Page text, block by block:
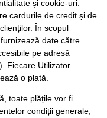
și cookie-uri.
cardurile de credit și de
În scopul
date către
pe adresă
Fiecare Utilizator
o plată.
toate plățile vor fi
condiții generale,